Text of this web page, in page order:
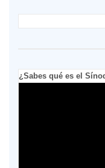
¿Sabes qué es el